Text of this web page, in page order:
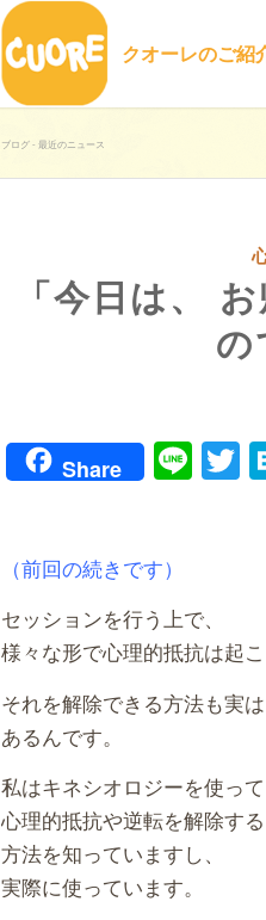
クオーレのご紹
ブログ - 最近のニュース
「今日は、
Share Line
（前回の続きです）
セッションを行う上で、
様々な形で心理的抵抗は起こ
それを解除できる方法も実は
あるんです。
私はキネシオロジーを使って
心理的抵抗や逆転を解除する
方法を知っていますし、
実際に使っています。